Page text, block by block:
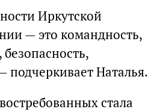
Иркутской
— это командность,
безопасность,
подчеркивает Наталья.
стала